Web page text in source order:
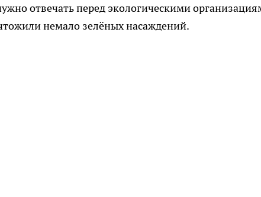
отвечать перед экологическими
немало зелёных насаждений.